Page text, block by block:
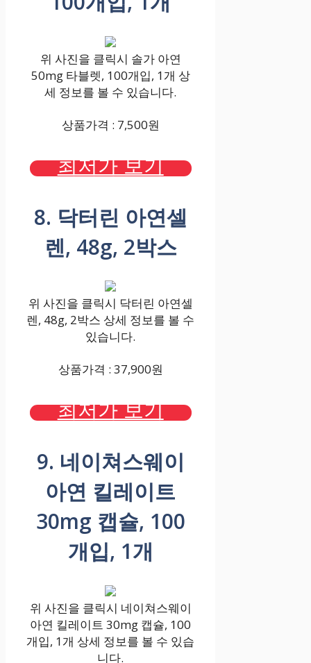
위 사진을 클릭시 솔가 아연
50mg 타블렛, 100개입, 1개 상
세 정보를 볼 수 있습니다.
상품가격 : 7,500원
최저가 보기
8. 닥터린 아연셀
렌, 48g, 2박스
위 사진을 클릭시 닥터린 아연셀
렌, 48g, 2박스 상세 정보를 볼 수
있습니다.
상품가격 : 37,900원
최저가 보기
9. 네이쳐스웨이
아연 킬레이트
30mg 캡슐, 100
개입, 1개
위 사진을 클릭시 네이쳐스웨이
아연 킬레이트 30mg 캡슐, 100
개입, 1개 상세 정보를 볼 수 있습
니다.